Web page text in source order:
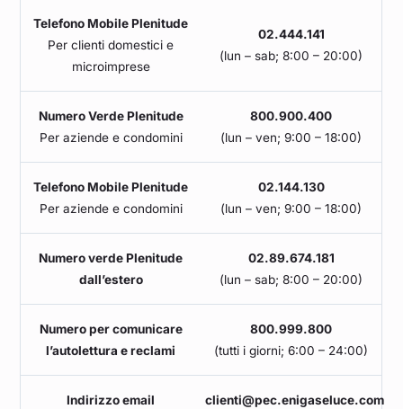
Telefono Mobile Plenitude
Per clienti domestici e
microimprese
02.444.141
(lun – sab; 8:00 – 20:00)
Numero Verde Plenitude
Per aziende e condomini
800.900.400
(lun – ven; 9:00 – 18:00)
Telefono Mobile Plenitude
Per aziende e condomini
02.144.130
(lun – ven; 9:00 – 18:00)
Numero verde Plenitude
dall’estero
02.89.674.181
(lun – sab; 8:00 – 20:00)
Numero per comunicare
l’autolettura e reclami
800.999.800
(tutti i giorni; 6:00 – 24:00)
Indirizzo email clienti@pec.enigaseluce.com